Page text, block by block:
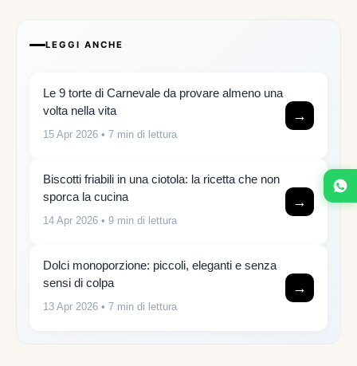
LEGGI ANCHE
Le 9 torte di Carnevale da provare almeno una
volta nella vita
15 Apr 2026 • 7 min di lettura
→
Biscotti friabili in una ciotola: la ricetta che non
sporca la cucina
14 Apr 2026 • 9 min di lettura
→
Dolci monoporzione: piccoli, eleganti e senza
sensi di colpa
13 Apr 2026 • 7 min di lettura
→